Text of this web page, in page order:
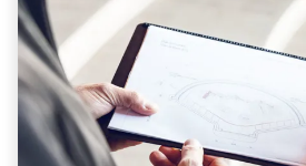
FR IT EN